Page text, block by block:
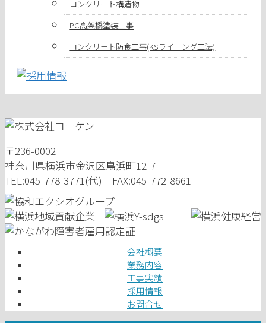
コンクリート構造物
PC高架橋塗装工事
コンクリート防食工事(KSライニング工法)
〒236-0002
神奈川県横浜市金沢区鳥浜町12-7
TEL:045-778-3771(代) FAX:045-772-8661
会社概要
業務内容
工事実績
採用情報
お問合せ